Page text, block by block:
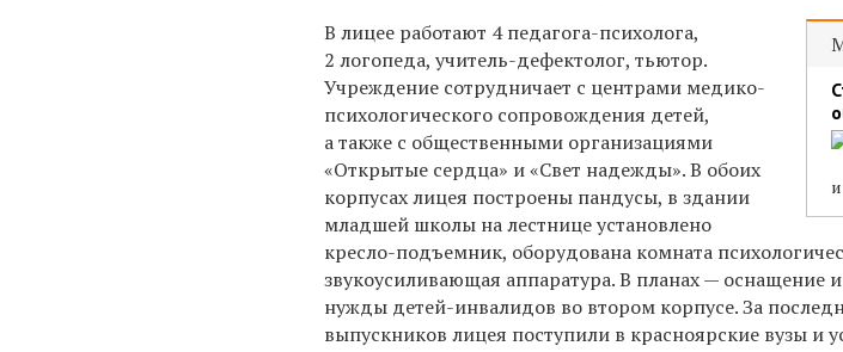
В лицее работают 4 педагога-психолога,
2 логопеда, учитель-дефектолог, тьютор.
Учреждение сотрудничает с центрами медико-
психологического сопровождения детей,
а также с общественными организациями
«Открытые сердца» и «Свет надежды». В обоих
корпусах лицея построены пандусы, в здании
младшей школы на лестнице установлено
кресло-подъемник, оборудована комната
звукоусиливающая аппаратура. В планах —
нужды детей-инвалидов во втором корпусе. За
выпускников лицея поступили в красноярские вузы и